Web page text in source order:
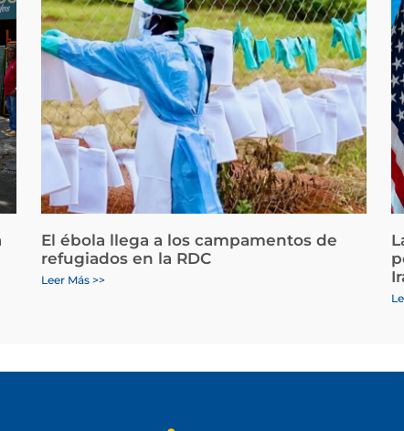
El ébola llega a los campamentos de
refugiados en la RDC
Leer Más >>